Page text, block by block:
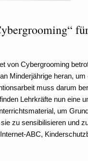
von Cybergrooming
Minderjährige heran, um
muss darum
Lehrkräfte nun eine
um
zu sensibilisieren und
ABC,